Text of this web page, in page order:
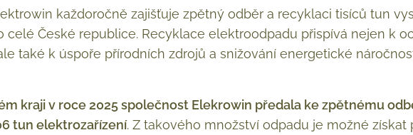
každoročně zajišťuje zpětný odběr a recyklaci tisíců tun
celé České republice. Recyklace elektroodpadu přispívá nejen k
také k úspoře přírodních zdrojů a snižování energetické
kraji v roce 2025 společnost Elekrowin předala ke zpětnému
tun elektrozařízení. Z takového množství odpadu je možné získat